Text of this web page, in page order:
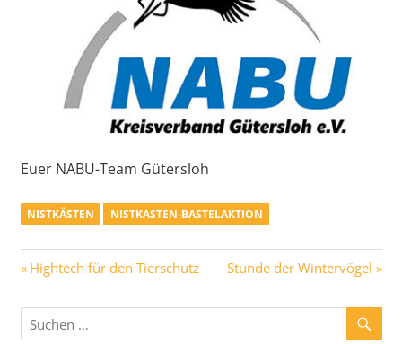
Euer NABU-Team Gütersloh
NISTKÄSTEN NISTKASTEN-BASTELAKTION
Hightech für den Tierschutz Stunde der Wintervögel